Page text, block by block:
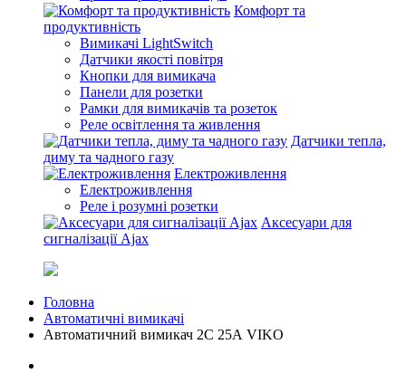
Комфорт та
продуктивність
Вимикачі LightSwitch
Датчики якості повітря
Кнопки для вимикача
Панели для розетки
Рамки для вимикачів та розеток
Реле освітлення та живлення
Датчики тепла,
диму та чадного газу
Електроживлення
Електроживлення
Реле і розумні розетки
Аксесуари для
сигналізації Ajax
Головна
Автоматичні вимикачі
Автоматичний вимикач 2C 25А VIKO